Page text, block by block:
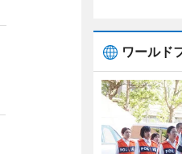
ワールド